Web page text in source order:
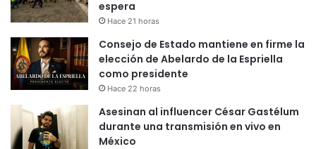
espera
Hace 21 horas
Consejo de Estado mantiene en firme la
elección de Abelardo de la Espriella
como presidente
Hace 22 horas
Asesinan al influencer César Gastélum
durante una transmisión en vivo en
México